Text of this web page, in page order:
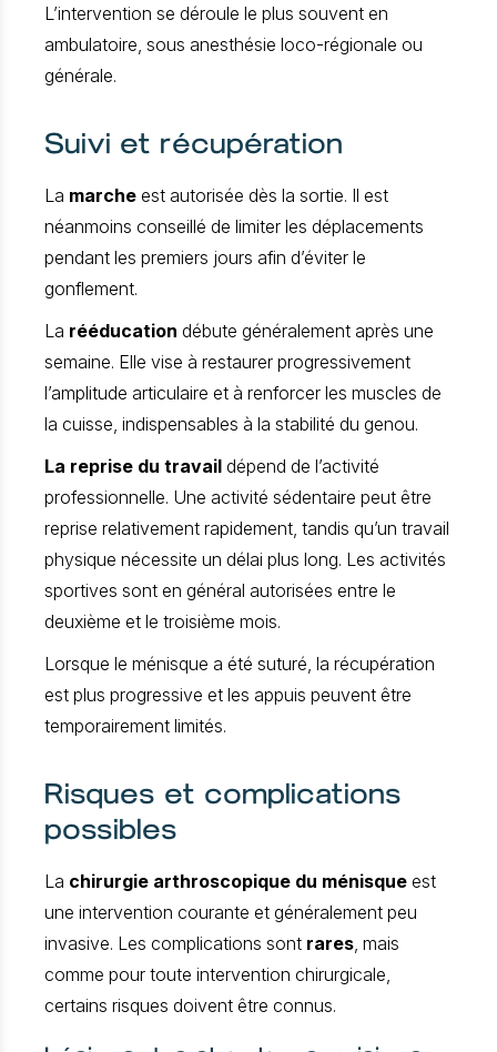
L’intervention se déroule le plus souvent en
ambulatoire, sous anesthésie loco-régionale ou
générale.
Suivi et récupération
La marche est autorisée dès la sortie. Il est
néanmoins conseillé de limiter les déplacements
pendant les premiers jours afin d’éviter le
gonflement.
La rééducation débute généralement après une
semaine. Elle vise à restaurer progressivement
l’amplitude articulaire et à renforcer les muscles de
la cuisse, indispensables à la stabilité du genou.
La reprise du travail dépend de l’activité
professionnelle. Une activité sédentaire peut être
reprise relativement rapidement, tandis qu’un travail
physique nécessite un délai plus long. Les activités
sportives sont en général autorisées entre le
deuxième et le troisième mois.
Lorsque le ménisque a été suturé, la récupération
est plus progressive et les appuis peuvent être
temporairement limités.
Risques et complications
possibles
La chirurgie arthroscopique du ménisque est
une intervention courante et généralement peu
invasive. Les complications sont rares , mais
comme pour toute intervention chirurgicale,
certains risques doivent être connus.